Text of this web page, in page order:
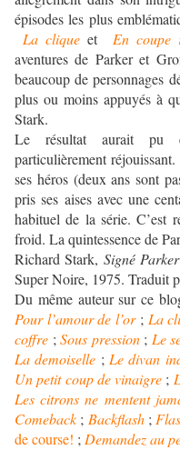
épisodes les plus
La cliqueet En coupe
aventures de Parker et
beaucoup de personnages
plus ou moins appuyés à
Stark.
Le résultat aurait pu
particulièrement
ses héros (deux ans sont
pris ses aises avec une
habituel de la série. C’est
froid. La quintessence de
Richard Stark, Signé Parker
Super Noire, 1975. Traduit
Du même auteur sur ce
Pour l’amour de l’or; La
coffre ; Sous pression; Le
La demoiselle ; Le divan
Un petit coup de vinaigre ;
Les citrons ne mentent
Comeback ; Backflash;
de course! ; Demandez au